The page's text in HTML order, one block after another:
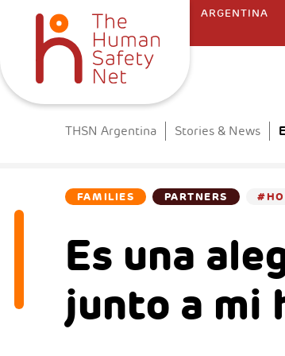
ARGENTINA
THSN Argentina Stories & News
FAMILIES PARTNERS
Es una
junto a mi